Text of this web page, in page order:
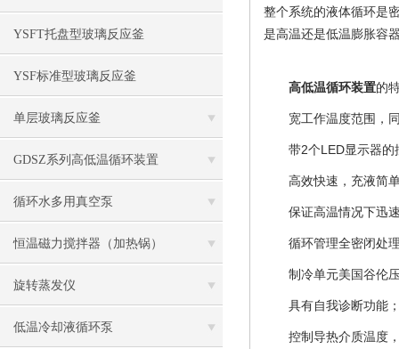
YSFT托盘型玻璃反应釜
YSF标准型玻璃反应釜
单层玻璃反应釜
GDSZ系列高低温循环装置
循环水多用真空泵
恒温磁力搅拌器（加热锅）
旋转蒸发仪
低温冷却液循环泵
整个系统的液体循环是
是高温还是低温膨胀容
高低温循环装置的
宽工作温度范围，同
带2个LED显示器的控
高效快速，充液简
保证高温情况下迅速
循环管理全密闭处理
制冷单元美国谷伦压
具有自我诊断功能；
控制导热介质温度，